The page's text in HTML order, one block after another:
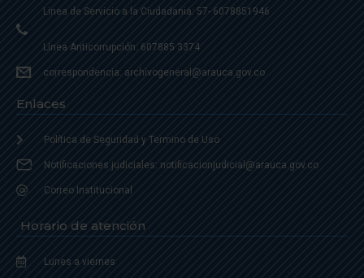
Linea de Servicio a la Ciudadania: 57- 6078851946
Linea Anticorrupción: 607885 3374
correspondencia: archivogeneral@arauca.gov.co
Enlaces
Política de Seguridad y Termino de Uso
Notificaciones judiciales: notificacionjudicial@arauca.gov.co
Correo Institucional
Horario de atención
Lunes a viernes